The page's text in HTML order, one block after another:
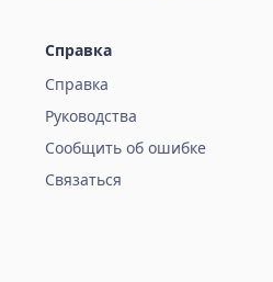
Справка
Справка
Руководства
Сообщить об ошибке
Связаться